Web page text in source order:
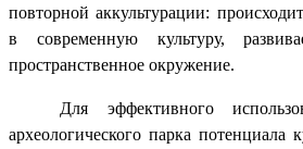
повторной аккультурации:
в современную культуру,
пространственное окружение.
Для эффективного
археологического парка потенциала